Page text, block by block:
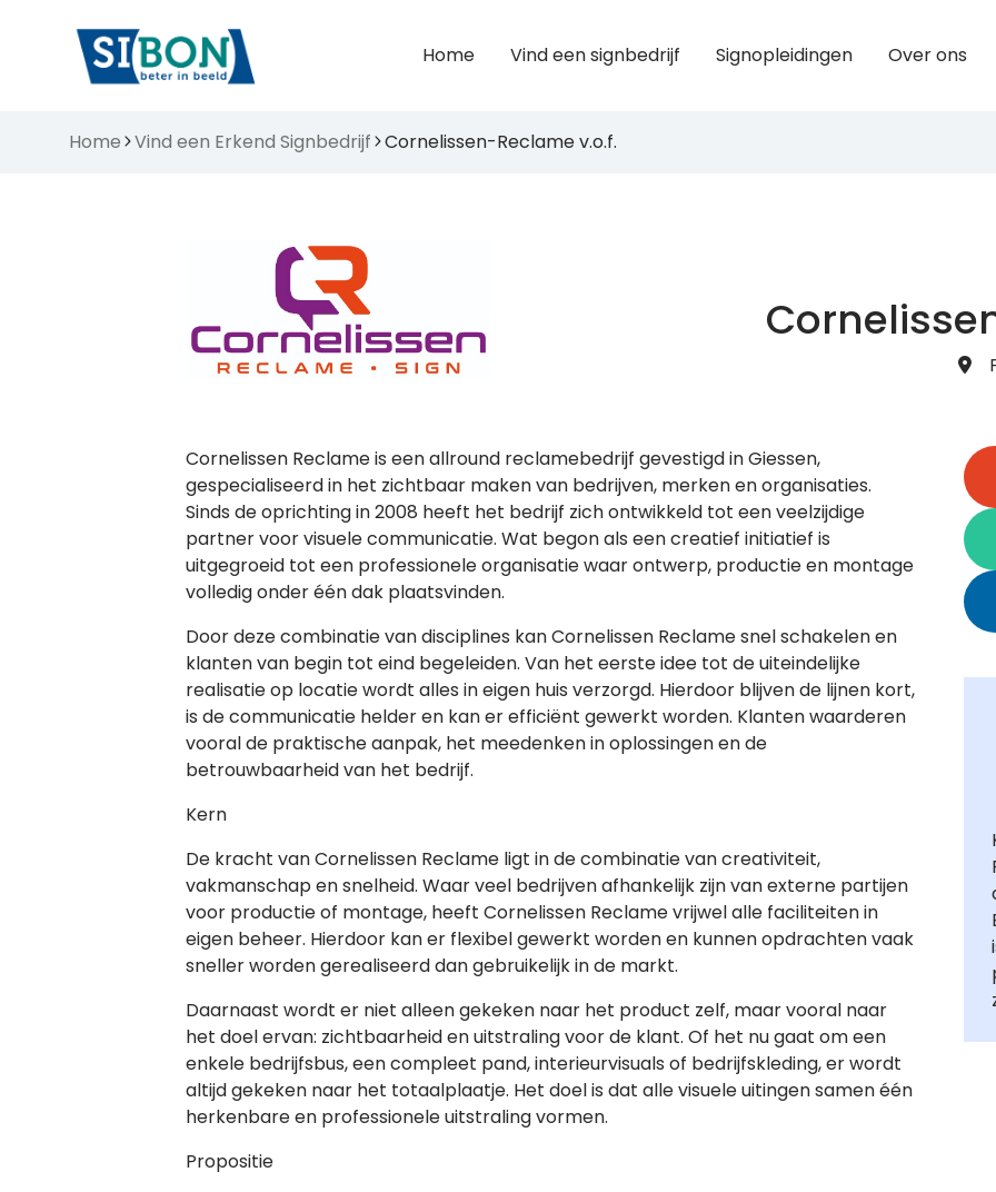
Home Vind een signbedrijf Signopleidingen Over ons
Home Vind een Erkend Signbedrijf Cornelissen-Reclame v.o.f.
Cornelissen Reclame is een allround reclamebedrijf gevestigd in Giessen,
gespecialiseerd in het zichtbaar maken van bedrijven, merken en organisaties.
Sinds de oprichting in 2008 heeft het bedrijf zich ontwikkeld tot een veelzijdige
partner voor visuele communicatie. Wat begon als een creatief initiatief is
uitgegroeid tot een professionele organisatie waar ontwerp, productie en montage
volledig onder één dak plaatsvinden.
Door deze combinatie van disciplines kan Cornelissen Reclame snel schakelen en
klanten van begin tot eind begeleiden. Van het eerste idee tot de uiteindelijke
realisatie op locatie wordt alles in eigen huis verzorgd. Hierdoor blijven de lijnen kort,
is de communicatie helder en kan er efficiënt gewerkt worden. Klanten waarderen
vooral de praktische aanpak, het meedenken in oplossingen en de
betrouwbaarheid van het bedrijf.
Kern
De kracht van Cornelissen Reclame ligt in de combinatie van creativiteit,
vakmanschap en snelheid. Waar veel bedrijven afhankelijk zijn van externe partijen
voor productie of montage, heeft Cornelissen Reclame vrijwel alle faciliteiten in
eigen beheer. Hierdoor kan er flexibel gewerkt worden en kunnen opdrachten vaak
sneller worden gerealiseerd dan gebruikelijk in de markt.
Daarnaast wordt er niet alleen gekeken naar het product zelf, maar vooral naar
het doel ervan: zichtbaarheid en uitstraling voor de klant. Of het nu gaat om een
enkele bedrijfsbus, een compleet pand, interieurvisuals of bedrijfskleding, er wordt
altijd gekeken naar het totaalplaatje. Het doel is dat alle visuele uitingen samen één
herkenbare en professionele uitstraling vormen.
Propositie